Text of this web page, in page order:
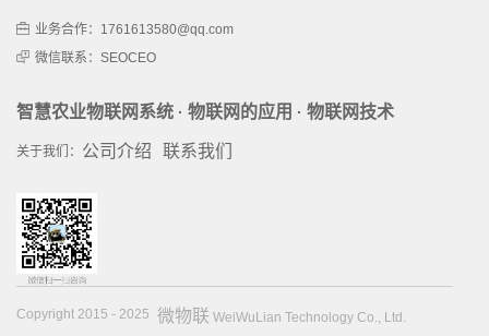
业务合作：1761613580@qq.com
微信联系：SEOCEO
智慧农业物联网系统 · 物联网的应用 · 物联网技术
关于我们： 公司介绍 联系我们
Copyright 2015 - 2025 微物联 WeiWuLian Technology Co., Ltd.